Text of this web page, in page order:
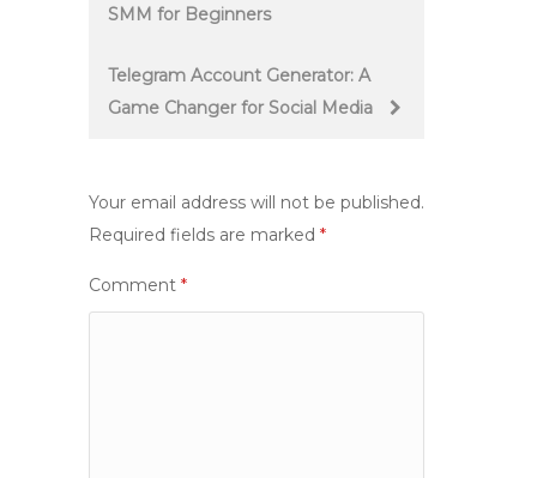
SMM for Beginners
Telegram Account Generator: A
Game Changer for Social Media
Your email address will not be published.
Required fields are marked *
Comment *